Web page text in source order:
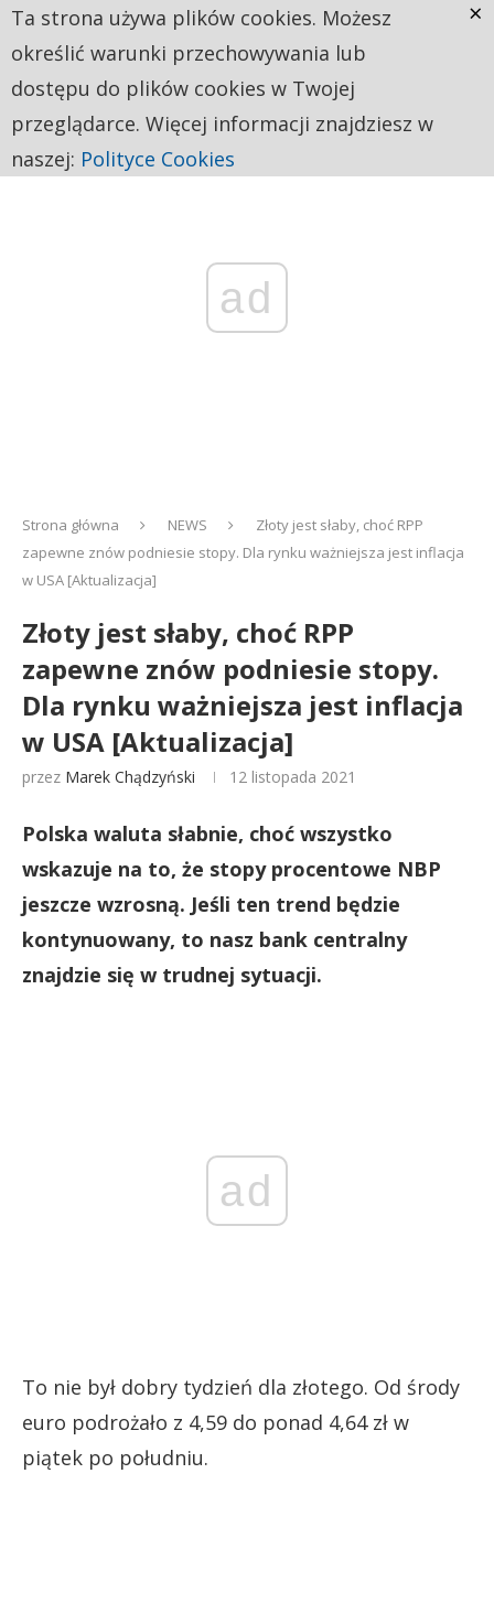
ad
Strona główna NEWS
Złoty jest słaby, choć RPP
zapewne znów podniesie stopy. Dla rynku ważniejsza jest inflacja
w USA [Aktualizacja]
Złoty jest słaby, choć RPP
zapewne znów podniesie stopy.
Dla rynku ważniejsza jest inflacja
w USA [Aktualizacja]
przez Marek Chądzyński 12 listopada 2021
Polska waluta słabnie, choć wszystko
wskazuje na to, że stopy procentowe NBP
jeszcze wzrosną. Jeśli ten trend będzie
kontynuowany, to nasz bank centralny
znajdzie się w trudnej sytuacji.
ad
To nie był dobry tydzień dla złotego. Od środy
euro podrożało z 4,59 do ponad 4,64 zł w
piątek po południu.
Ta strona używa plików cookies. Możesz
określić warunki przechowywania lub
dostępu do plików cookies w Twojej
przeglądarce. Więcej informacji znajdziesz w
naszej: Polityce Cookies
×